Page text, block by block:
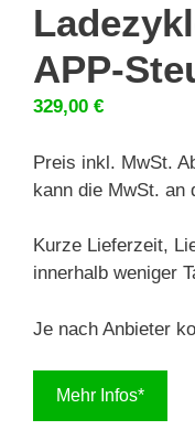
APP-
329,00 €
Preis inkl. MwSt.
kann die MwSt. an
Kurze Lieferzeit,
innerhalb weniger
Je nach Anbieter
Mehr Infos*